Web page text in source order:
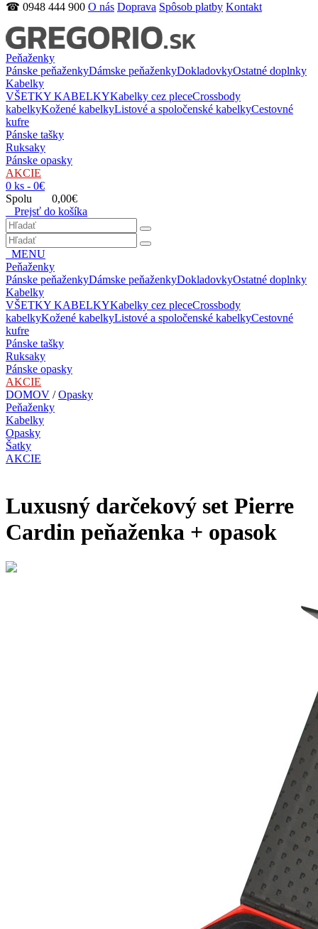
☎ 0948 444 900 O nás Doprava Spôsob platby Kontakt
Peňaženky
Pánske peňaženkyDámske peňaženkyDokladovkyOstatné doplnky
Kabelky
VŠETKY KABELKYKabelky cez pleceCrossbody
kabelkyKožené kabelkyListové a spoločenské kabelkyCestovné
kufre
Pánske tašky
Ruksaky
Pánske opasky
AKCIE
0 ks - 0€
Spolu 0,00€
Prejsť do košíka
MENU
Peňaženky
Pánske peňaženkyDámske peňaženkyDokladovkyOstatné doplnky
Kabelky
VŠETKY KABELKYKabelky cez pleceCrossbody
kabelkyKožené kabelkyListové a spoločenské kabelkyCestovné
kufre
Pánske tašky
Ruksaky
Pánske opasky
AKCIE
DOMOV /Opasky
Peňaženky
Kabelky
Opasky
Šatky
AKCIE
Luxusný darčekový set Pierre
Cardin peňaženka + opasok